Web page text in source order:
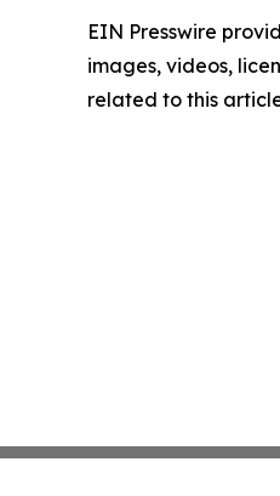
EIN Presswire
images, videos,
related to this